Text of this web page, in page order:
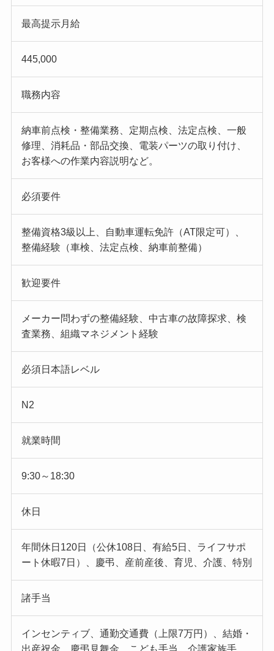
最高提示月給
445,000
職務内容
納車前点検・整備業務、定期点検、法定点検、一般
修理、消耗品・部品交換、電装パーツの取り付け、
お客様への作業内容説明など。
必須要件
整備資格3級以上、自動車運転免許（AT限定可）、
整備経験（車検、法定点検、納車前整備）
歓迎要件
メーカー問わずの整備経験、中古車の故障探求、検
査業務、組織マネジメント経験
必須日本語レベル
N2
就業時間
9:30～18:30
休日
年間休日120日（公休108日、有給5日、ライフサポ
ート休暇7日）、慶弔、産前産後、育児、介護、特別
諸手当
インセンティブ、通勤交通費（上限7万円）、結婚・
出産祝金、慶弔見舞金、こども手当、介護家族手